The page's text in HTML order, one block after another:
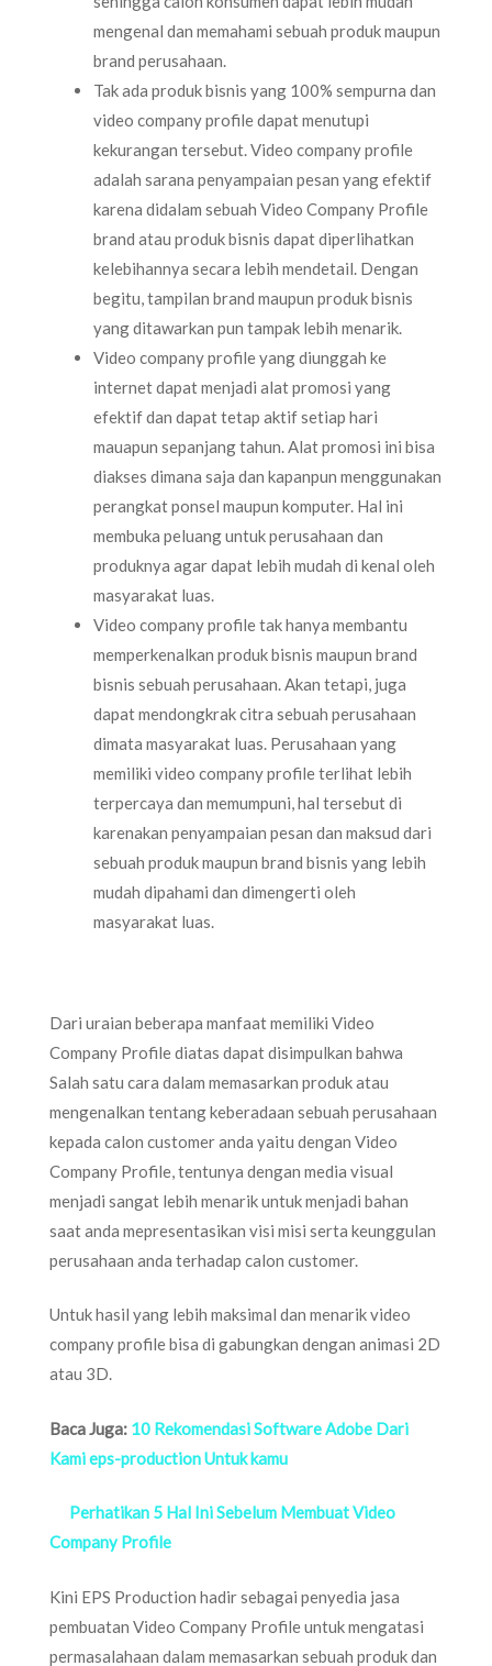
mengenal dan memahami sebuah produk maupun
brand perusahaan.
Tak ada produk bisnis yang 100% sempurna dan
video company profile dapat menutupi
kekurangan tersebut. Video company profile
adalah sarana penyampaian pesan yang efektif
karena didalam sebuah Video Company Profile
brand atau produk bisnis dapat diperlihatkan
kelebihannya secara lebih mendetail. Dengan
begitu, tampilan brand maupun produk bisnis
yang ditawarkan pun tampak lebih menarik.
Video company profile yang diunggah ke
internet dapat menjadi alat promosi yang
efektif dan dapat tetap aktif setiap hari
mauapun sepanjang tahun. Alat promosi ini bisa
diakses dimana saja dan kapanpun menggunakan
perangkat ponsel maupun komputer. Hal ini
membuka peluang untuk perusahaan dan
produknya agar dapat lebih mudah di kenal oleh
masyarakat luas.
Video company profile tak hanya membantu
memperkenalkan produk bisnis maupun brand
bisnis sebuah perusahaan. Akan tetapi, juga
dapat mendongkrak citra sebuah perusahaan
dimata masyarakat luas. Perusahaan yang
memiliki video company profile terlihat lebih
terpercaya dan memumpuni, hal tersebut di
karenakan penyampaian pesan dan maksud dari
sebuah produk maupun brand bisnis yang lebih
mudah dipahami dan dimengerti oleh
masyarakat luas.
Dari uraian beberapa manfaat memiliki Video
Company Profile diatas dapat disimpulkan bahwa
Salah satu cara dalam memasarkan produk atau
mengenalkan tentang keberadaan sebuah perusahaan
kepada calon customer anda yaitu dengan Video
Company Profile, tentunya dengan media visual
menjadi sangat lebih menarik untuk menjadi bahan
saat anda mepresentasikan visi misi serta keunggulan
perusahaan anda terhadap calon customer.
Untuk hasil yang lebih maksimal dan menarik video
company profile bisa di gabungkan dengan animasi 2D
atau 3D.
Baca Juga: 10 Rekomendasi Software Adobe Dari
Kami eps-production Untuk kamu
Perhatikan 5 Hal Ini Sebelum Membuat Video
Company Profile
Kini EPS Production hadir sebagai penyedia jasa
pembuatan Video Company Profile untuk mengatasi
permasalahaan dalam memasarkan sebuah produk dan